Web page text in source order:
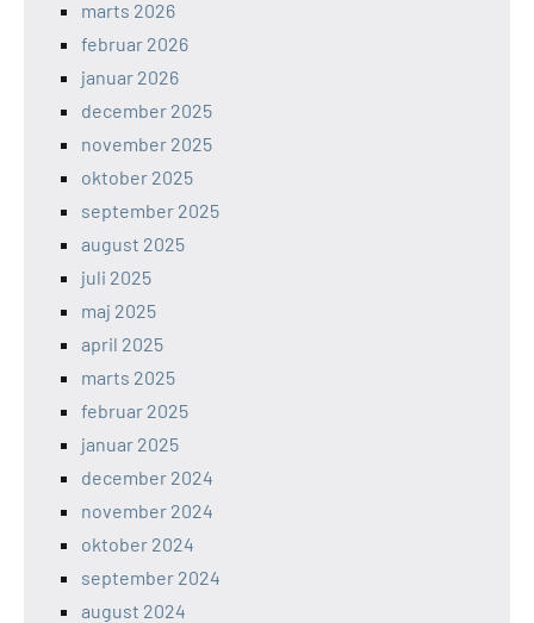
marts 2026
februar 2026
januar 2026
december 2025
november 2025
oktober 2025
september 2025
august 2025
juli 2025
maj 2025
april 2025
marts 2025
februar 2025
januar 2025
december 2024
november 2024
oktober 2024
september 2024
august 2024